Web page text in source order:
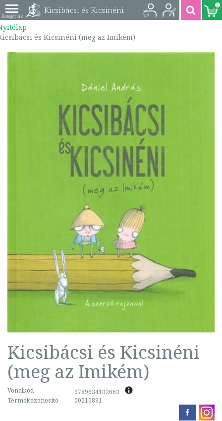
Kicsibácsi és Kicsinéni
9789634102663
0
és Kicsinéni (meg az Imikém)
Kicsibácsi és Kicsinéni
(meg az Imikém)
Vonalkód
9789634102663
Termékazonosító
00216891